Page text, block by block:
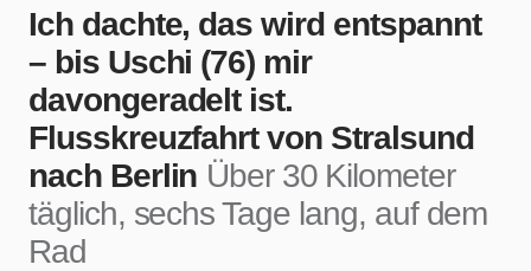
Ich dachte, das wird entspannt
– bis Uschi (76) mir
davongeradelt ist.
Flusskreuzfahrt von Stralsund
nach Berlin Über 30 Kilometer
täglich, sechs Tage lang, auf dem
Rad